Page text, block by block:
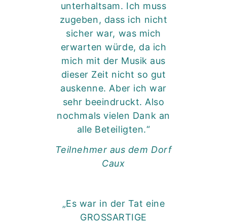
unterhaltsam. Ich muss
zugeben, dass ich nicht
sicher war, was mich
erwarten würde, da ich
mich mit der Musik aus
dieser Zeit nicht so gut
auskenne. Aber ich war
sehr beeindruckt. Also
nochmals vielen Dank an
alle Beteiligten.“
Teilnehmer aus dem Dorf
Caux
„Es war in der Tat eine
GROSSARTIGE